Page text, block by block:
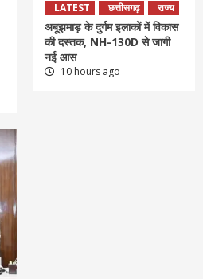
LATEST छत्तीसगढ़ राज्य
अबूझमाड़ के दुर्गम इलाकों में विकास
की दस्तक, NH-130D से जागी
नई आस
10 hours ago